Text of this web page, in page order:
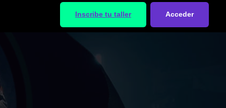
Inscribe tu taller Acceder